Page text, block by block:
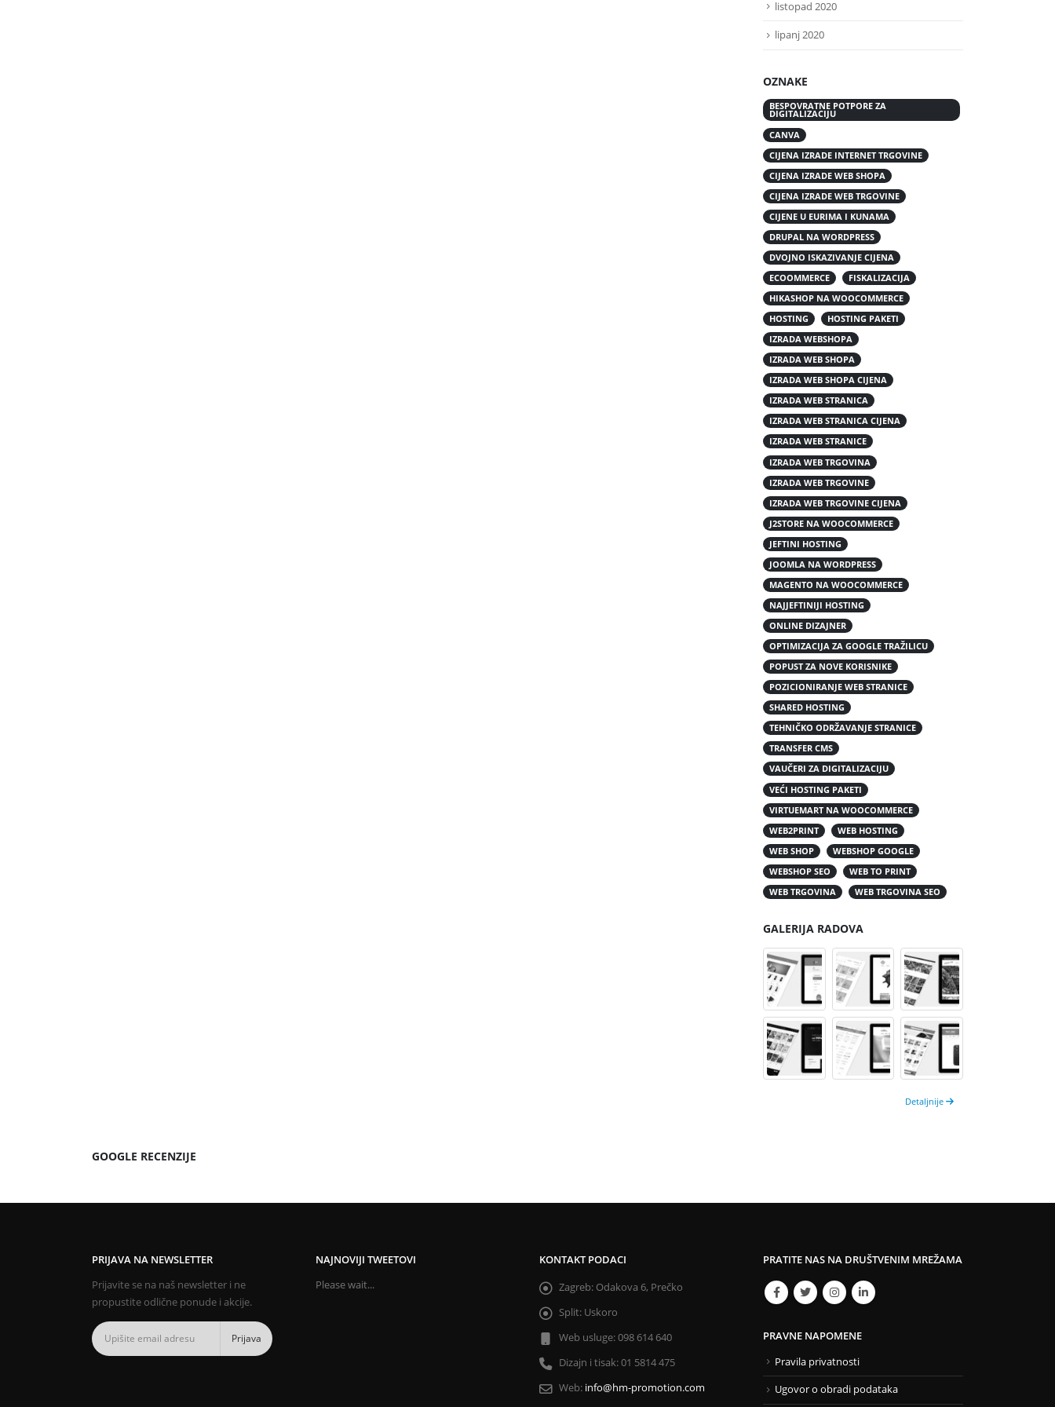
listopad 2020
lipanj 2020
OZNAKE
BESPOVRATNE POTPORE ZA
DIGITALIZACIJU
CANVA
CIJENA IZRADE INTERNET TRGOVINE
CIJENA IZRADE WEB SHOPA
CIJENA IZRADE WEB TRGOVINE
CIJENE U EURIMA I KUNAMA
DRUPAL NA WORDPRESS
DVOJNO ISKAZIVANJE CIJENA
ECOOMMERCE
FISKALIZACIJA
HIKASHOP NA WOOCOMMERCE
HOSTING
HOSTING PAKETI
IZRADA WEBSHOPA
IZRADA WEB SHOPA
IZRADA WEB SHOPA CIJENA
IZRADA WEB STRANICA
IZRADA WEB STRANICA CIJENA
IZRADA WEB STRANICE
IZRADA WEB TRGOVINA
IZRADA WEB TRGOVINE
IZRADA WEB TRGOVINE CIJENA
J2STORE NA WOOCOMMERCE
JEFTINI HOSTING
JOOMLA NA WORDPRESS
MAGENTO NA WOOCOMMERCE
NAJJEFTINIJI HOSTING
ONLINE DIZAJNER
OPTIMIZACIJA ZA GOOGLE TRAŽILICU
POPUST ZA NOVE KORISNIKE
POZICIONIRANJE WEB STRANICE
SHARED HOSTING
TEHNIČKO ODRŽAVANJE STRANICE
TRANSFER CMS
VAUČERI ZA DIGITALIZACIJU
VEĆI HOSTING PAKETI
VIRTUEMART NA WOOCOMMERCE
WEB2PRINT
WEB HOSTING
WEB SHOP
WEBSHOP GOOGLE
WEBSHOP SEO
WEB TO PRINT
WEB TRGOVINA
WEB TRGOVINA SEO
GALERIJA RADOVA
Detaljnije
GOOGLE RECENZIJE
PRIJAVA NA NEWSLETTER
Prijavite se na naš newsletter i ne
propustite odlične ponude i akcije.
NAJNOVIJI TWEETOVI
Please wait...
KONTAKT PODACI
Zagreb: Odakova 6, Prečko
Split: Uskoro
Web usluge:098 614 640
Dizajn i tisak:01 5814 475
Web: info@hm-promotion.com
PRATITE NAS NA DRUŠTVENIM MREŽAMA
PRAVNE NAPOMENE
Pravila privatnosti
Ugovor o obradi podataka